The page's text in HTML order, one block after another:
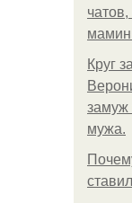
Круг
замуж
мужа.